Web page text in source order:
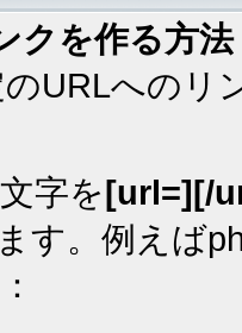
クを作る方法
URLへのリ
字を[url=][/
す。例えば